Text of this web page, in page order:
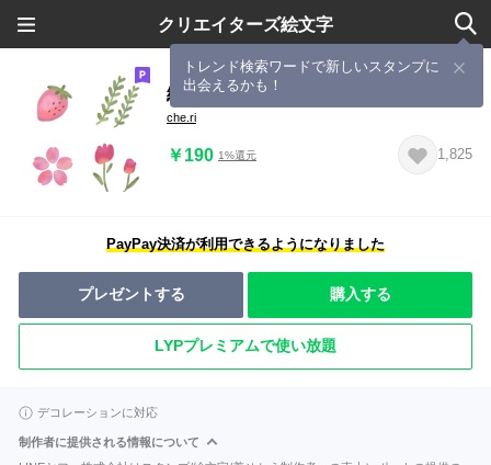
クリエイターズ絵文字
トレンド検索ワードで新しいスタンプに
出会えるかも！
絵本みたいな 春えもじ
che.ri
￥190 1%還元 1,825
PayPay決済が利用できるようになりました
プレゼントする 購入する
LYPプレミアムで使い放題
デコレーションに対応
制作者に提供される情報について